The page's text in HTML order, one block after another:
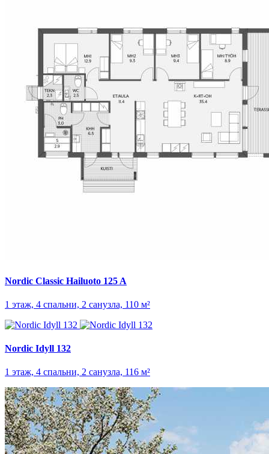
Nordic Classic Hailuoto 125 A
1 этаж, 4 спальни, 2 санузла, 110 м²
Nordic Idyll 132
1 этаж, 4 спальни, 2 санузла, 116 м²